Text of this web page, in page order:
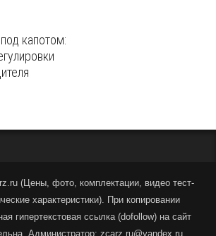
капотом:
(Цены, фото, комплектации, видео тест-
характеристики). При копировании
гипертекстовая ссылка (dofollow) на сайт
Администратор: zcarz.ru@yandex.ru.